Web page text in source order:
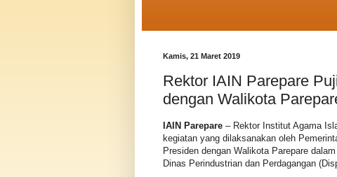
Kamis, 21 Maret 2019
Rektor IAIN Parepare
dengan Walikota
IAIN Parepare – Rektor Institut Agama
kegiatan yang dilaksanakan oleh
Presiden dengan Walikota Parepare
Dinas Perindustrian dan Perdagangan